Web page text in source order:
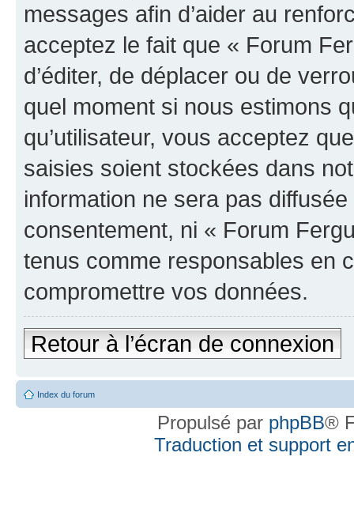
messages afin d’aider au
acceptez le fait que « Forum
d’éditer, de déplacer ou de
quel moment si nous estimons
qu’utilisateur, vous acceptez
saisies soient stockées dans
information ne sera pas
consentement, ni « Forum
tenus comme responsables en
compromettre vos données.
Retour à l’écran de connexion
Index du forum
Propulsé par phpBB®
Traduction et support